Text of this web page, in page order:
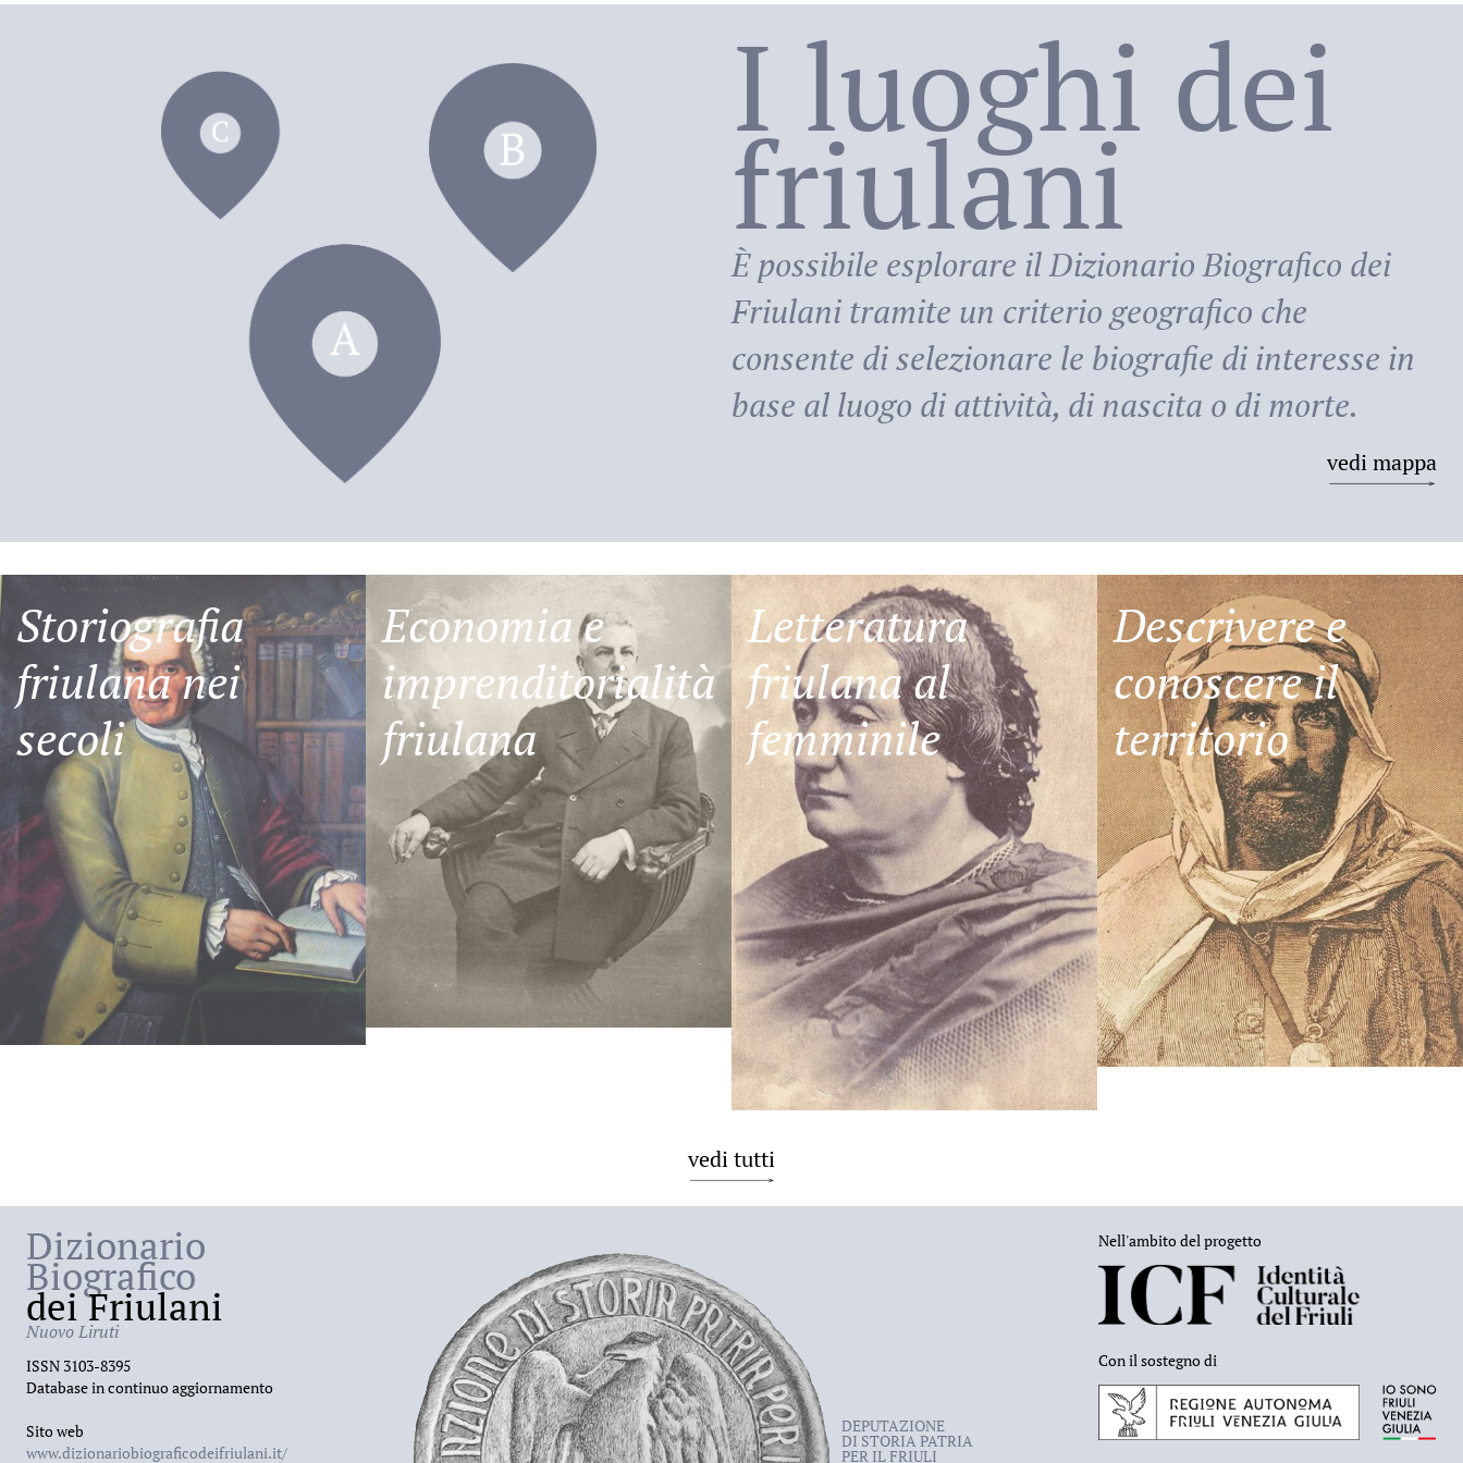
dei Friulani
I luoghi dei
friulani
È possibile esplorare ilDizionario Biografico dei
Friulani tramite un criterio geografico che
consente di selezionare le biografie di interesse in
base al luogo di attività, di nascita o di morte.
vedi mappa
Storiografia
friulana nei
secoli
Economia e
imprenditorialità
friulana
Letteratura
friulana al
femminile
Descrivere e
conoscere il
territorio
vedi tutti
Dizionario
Biografico
dei Friulani
Nuovo Liruti
ISSN 3103-8395
Database in continuo aggiornamento
Sito web
www.dizionariobiograficodeifriulani.it/
DEPUTAZIONE
DI STORIA PATRIA
PER IL FRIULI
Nell'ambito del progetto
Con il sostegno di